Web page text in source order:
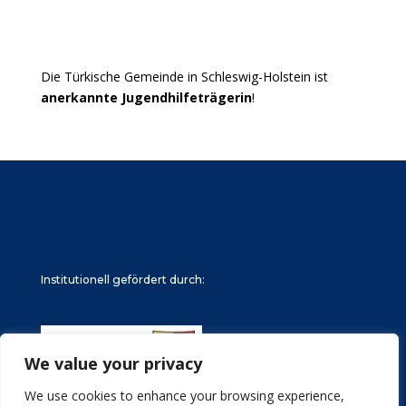
We value your privacy
We use cookies to enhance your browsing experience,
Die Türkische Gemeinde in Schleswig-Holstein ist
anerkannte Jugendhilfeträgerin!
Institutionell gefördert durch: